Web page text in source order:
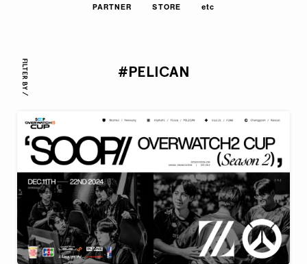
PARTNER STORE etc
FILTER BY / #PELICAN